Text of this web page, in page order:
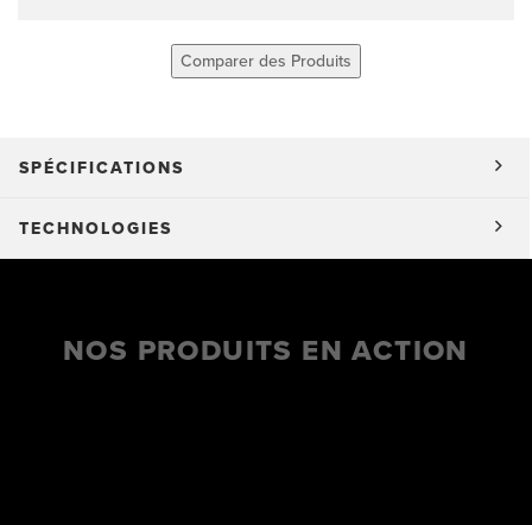
Comparer des Produits
SPÉCIFICATIONS
TECHNOLOGIES
NOS PRODUITS EN ACTION